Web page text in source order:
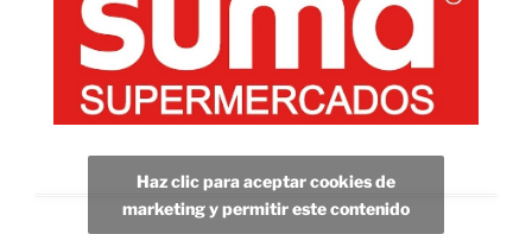
Haz clic para aceptar cookies de
marketing y permitir este contenido